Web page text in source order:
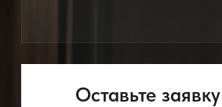
Оставьте